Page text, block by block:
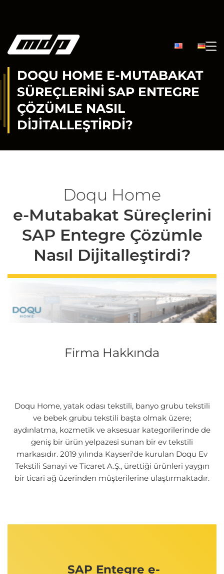
DOQU HOME E-MUTABAKAT
SÜREÇLERINI SAP ENTEGRE
ÇÖZÜMLE NASIL
DIJITALLEŞTIRDI?
Doqu Home
e-Mutabakat Süreçlerini
SAP Entegre Çözümle
Nasıl Dijitalleştirdi?
Firma Hakkında
Doqu Home, yatak odası tekstili, banyo grubu tekstili
ve bebek grubu tekstili başta olmak üzere;
aydınlatma, kozmetik ve aksesuar kategorilerinde de
geniş bir ürün yelpazesi sunan bir ev tekstili
markasıdır. 2019 yılında Kayseri'de kurulan Doqu Ev
Tekstili Sanayi ve Ticaret A.Ş., ürettiği ürünleri yaygın
bir ticari ağ üzerinden müşterilerine ulaştırmaktadır.
SAP Entegre e-